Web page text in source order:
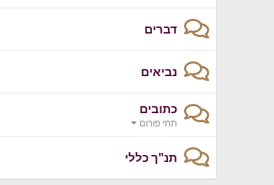
דברים
נביאים
כתובים
תתי פורום
תנ"ך כללי